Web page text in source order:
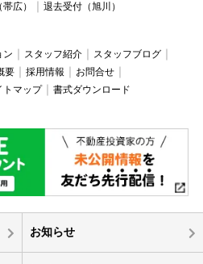
広） 退去受付（旭川）
ン スタッフ紹介
スタッフブログ
要 採用情報
お問合せ
トマップ 書式ダウンロード
お知らせ